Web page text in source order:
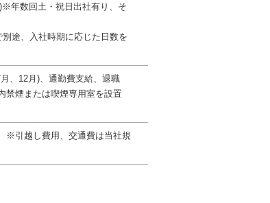
年数回土・祝日出社有り、そ
途、入社時期に応じた日数を
、12月)、通勤費支給、退職
禁煙または喫煙専用室を設置
※引越し費用、交通費は当社規